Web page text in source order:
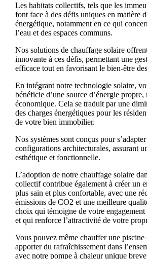
Les habitats collectifs, tels que les
font face à des défis uniques en matière
énergétique, notamment en ce qui
l’eau et des espaces communs.
Nos solutions de chauffage solaire
innovante à ces défis, permettant une
efficace tout en favorisant le bien-être
En intégrant notre technologie solaire,
bénéficie d’une source d’énergie
économique. Cela se traduit par une
des charges énergétiques pour les
de votre bien immobilier.
Nos systèmes sont conçus pour
configurations architecturales, assurant
esthétique et fonctionnelle.
L’adoption de notre chauffage solaire
collectif contribue également à créer un
plus sain et plus confortable, avec une
émissions de CO2 et une meilleure
choix qui témoigne de votre
et qui renforce l’attractivité de votre
Vous pouvez même chauffer une piscine
apporter du rafraîchissement dans
avec notre pompe à chaleur unique